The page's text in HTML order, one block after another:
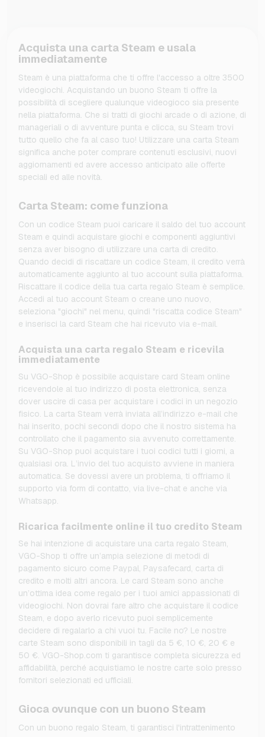
Acquista una carta Steam e usala
immediatamente
Steam è una piattaforma che ti offre l'accesso a oltre 3500
videogiochi. Acquistando un buono Steam ti offre la
possibilità di scegliere qualunque videogioco sia presente
nella piattaforma. Che si tratti di giochi arcade o di azione, di
manageriali o di avventure punta e clicca, su Steam trovi
tutto quello che fa al caso tuo! Utilizzare una carta Steam
significa anche poter comprare contenuti esclusivi, nuovi
aggiornamenti ed avere accesso anticipato alle offerte
speciali ed alle novità.
Carta Steam: come funziona
Con un codice Steam puoi caricare il saldo del tuo account
Steam e quindi acquistare giochi e componenti aggiuntivi
senza aver bisogno di utilizzare una carta di credito.
Quando decidi di riscattare un codice Steam, il credito verrà
automaticamente aggiunto al tuo account sulla piattaforma.
Riscattare il codice della tua carta regalo Steam è semplice.
Accedi al tuo account Steam o creane uno nuovo,
seleziona "giochi" nel menu, quindi "riscatta codice Steam"
e inserisci la card Steam che hai ricevuto via e-mail.
Acquista una carta regalo Steam e ricevila
immediatamente
Su VGO-Shop è possibile acquistare card Steam online
ricevendole al tuo indirizzo di posta elettronica, senza
dover uscire di casa per acquistare i codici in un negozio
fisico. La carta Steam verrà inviata all’indirizzo e-mail che
hai inserito, pochi secondi dopo che il nostro sistema ha
controllato che il pagamento sia avvenuto correttamente.
Su VGO-Shop puoi acquistare i tuoi codici tutti i giorni, a
qualsiasi ora. L’invio del tuo acquisto avviene in maniera
automatica. Se dovessi avere un problema, ti offriamo il
supporto via form di contatto, via live-chat e anche via
Whatsapp.
Ricarica facilmente online il tuo credito Steam
Se hai intenzione di acquistare una carta regalo Steam,
VGO-Shop ti offre un’ampia selezione di metodi di
pagamento sicuro come Paypal, Paysafecard, carta di
credito e molti altri ancora. Le card Steam sono anche
un’ottima idea come regalo per i tuoi amici appassionati di
videogiochi. Non dovrai fare altro che acquistare il codice
Steam, e dopo averlo ricevuto puoi semplicemente
decidere di regalarlo a chi vuoi tu. Facile no? Le nostre
carte Steam sono disponibili in tagli da 5 €, 10 €, 20 € e
50 €. VGO-Shop.com ti garantisce completa sicurezza ed
affidabilità, perché acquistiamo le nostre carte solo presso
fornitori selezionati ed ufficiali.
Gioca ovunque con un buono Steam
Con un buono regalo Steam, ti garantisci l'intrattenimento